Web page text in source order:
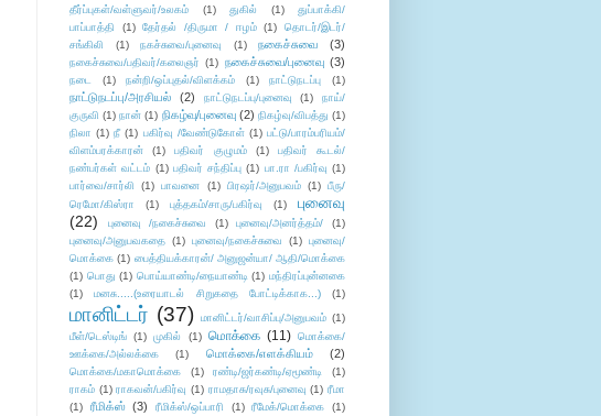
தீர்ப்புகள்/வள்ளுவர்/உலகம்
(1) துகில் (1)
துப்பாக்கி/
பாப்பாத்தி
(1) தேர்தல் /திருமா / ஈழம் (1)
தொடர்/இடர்/
சங்கிலி
(1) நகச்சுவை/புனைவு (1) நகைச்சுவை (3)
நகைச்சுவை/பதிவர்/கலைஞர் (1) நகைச்சுவை/புனைவு (3)
நடை (1) நன்றி/ஒப்புதல்/விளக்கம் (1) நாட்டுநடப்பு (1)
நாட்டுநடப்பு/அரசியல் (2) நாட்டுநடப்பு/புனைவு (1)
நாய்/
குருவி (1) நான் (1) நிகழ்வு/புனைவு (2) நிகழ்வு/விபத்து (1)
நிலா (1) நீ (1) பகிர்வு /வேண்டுகோள் (1) பட்டு/பாரம்பரியம்/
விளம்பரக்காரன்
(1) பதிவர் குழுமம் (1)
பதிவர் கூடல்/
நண்பர்கள் வட்டம் (1) பதிவர் சந்திப்பு (1) பா.ரா /பகிர்வு (1)
பார்வை/சார்லி
(1) பாவனை (1) பிரஷர்/அனுபவம் (1) பீரு/
ரெமோ/கிஸ்ரா
(1) புத்தகம்/சாரு/பகிர்வு (1)
புனைவு
(22)
புனைவு /நகைச்சுவை (1) புனைவு/அனர்த்தம்/
(1)
புனைவு/அனுபவகதை (1) புனைவு/நகைச்சுவை (1) புனைவு/
மொக்கை (1) பைத்தியக்காரன்/ அனுஜன்யா/ ஆதி/மொக்கை
(1) பொது (1) பொய்யாண்டி/நையாண்டி (1) மந்திரப்புன்னகை
(1)
மனசு.....(உரையாடல் சிறுகதை போட்டிக்காக...) (1)
மானிட்டர் (37) மானிட்டர்/வாசிப்பு/அனுபவம் (1)
மீள்/டெஸ்டிங் (1) முகில் (1) மொக்கை (11) மொக்கை/
ஊக்கை/அல்லக்கை
(1) மொக்கை/எளக்கியம் (2)
மொக்கை/மகாமொக்கை (1) ரண்டி/ஜர்கண்டி/ஏமூண்டி
(1)
ராகம் (1) ராகவன்/பகிர்வு (1) ராமதாசு/ரவுசு/புனைவு (1) ரீமா
(1)
ரீமிக்ஸ் (3) ரீமிக்ஸ்/ஒப்பாரி (1) ரீமேக்/மொக்கை
(1)